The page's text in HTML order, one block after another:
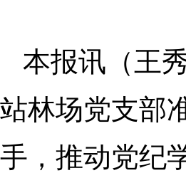
本报讯（王
站林场党支部
手，推动党纪